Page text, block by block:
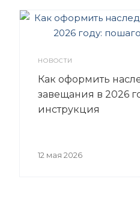
НОВОСТИ
Как оформить
завещания в 2026
инструкция
12 мая 2026